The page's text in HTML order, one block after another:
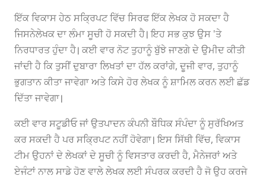
ਇੱਕ ਵਿਕਾਸ ਹੇਠ ਸਕ੍ਰਿਪਟ ਵਿੱਚ ਸਿਰਫ ਇੱਕ ਲੇਖਕ ਹੋ ਸਕਦਾ ਹੈ
ਜਿਸਨੇਲੇਖਕ ਦਾ ਲੰਮਾ ਸੂਚੀ ਹੋ ਸਕਦੀ ਹੈ। ਇਹ ਸਭ ਕੁਝ ਉਸ 'ਤੇ
ਨਿਰਧਾਰਤ ਹੁੰਦਾ ਹੈ। ਕਈ ਵਾਰ ਨੋਟ ਤੁਹਾਨੂੰ ਬੁੱਝੇ ਜਾਣਗੇ ਦੇ ਉਮੀਦ ਕੀਤੀ
ਜਾਂਦੀ ਹੈ ਕਿ ਤੁਸੀਂ ਦੁਬਾਰਾ ਲਿਖਤਾਂ ਦਾ ਹੱਲ ਕਰਾਂਗੇ, ਦੂਜੀ ਵਾਰ, ਤੁਹਾਨੂੰ
ਭੁਗਤਾਨ ਕੀਤਾ ਜਾਵੇਗਾ ਅਤੇ ਕਿਸੇ ਹੋਰ ਲੇਖਕ ਨੂੰ ਸ਼ਾਮਿਲ ਕਰਨ ਲਈ ਛੱਡ
ਦਿੱਤਾ ਜਾਵੇਗਾ।
ਕਈ ਵਾਰ ਸਟੂਡੀਓ ਜਾਂ ਉਤਪਾਦਨ ਕੰਪਨੀ ਬੌਧਿਕ ਸੰਪੰਦਾ ਨੂੰ ਸੁਰੱਖਿਅਤ
ਕਰ ਸਕਦੀ ਹੈ ਪਰ ਸਕ੍ਰਿਪਟ ਨਹੀਂ ਹੋਵੇਗਾ। ਇਸ ਸਿੱਥੀ ਵਿੱਚ, ਵਿਕਾਸ
ਟੀਮ ਉਹਨਾਂ ਦੇ ਲੇਖਕਾਂ ਦੇ ਸੂਚੀ ਨੂੰ ਵਿਸਤਾਰ ਕਰਦੀ ਹੈ, ਮੈਨੇਜਰਾਂ ਅਤੇ
ਏਜੰਟਾਂ ਨਾਲ ਸਾਡੇ ਹੋਣ ਵਾਲੇ ਲੇਖਕ ਲਈ ਸੰਪਰਕ ਕਰਦੀ ਹੈ ਜੋ ਉਹ ਕਰਜੇ